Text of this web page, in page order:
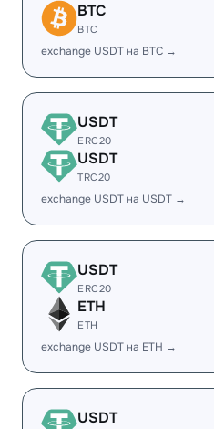
BTC
BTC
exchange USDT на BTC →
USDT
ERC20
USDT
TRC20
exchange USDT на USDT →
USDT
ERC20
ETH
ETH
exchange USDT на ETH →
USDT